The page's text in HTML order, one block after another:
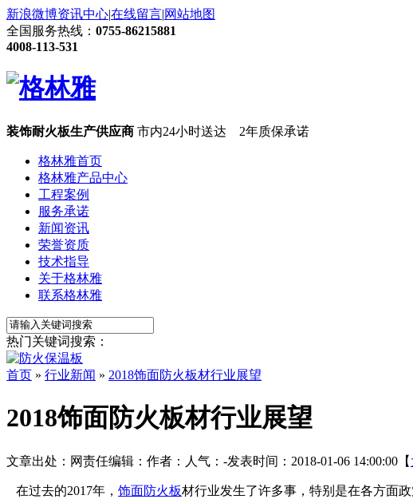
新浪微博资讯中心|在线留言|网站地图
全国服务热线： 0755-86215881
4008-113-531
装饰耐火板生产供应商 市内24小时送达 2年质保承诺
格林雅首页
格林雅产品中心
工程案例
服务承诺
新闻资讯
荣誉资质
技术指导
关于格林雅
联系格林雅
热门关键词搜索：
首页 » 行业新闻 » 2018饰面防火板材行业展望
2018饰面防火板材行业展望
文章出处： 网责任编辑： 作者： 人气： -发表时间：2018-01-06 14:00:00【
在过去的2017年， 饰面防火板材行业发生了许多事，特别是在各方面